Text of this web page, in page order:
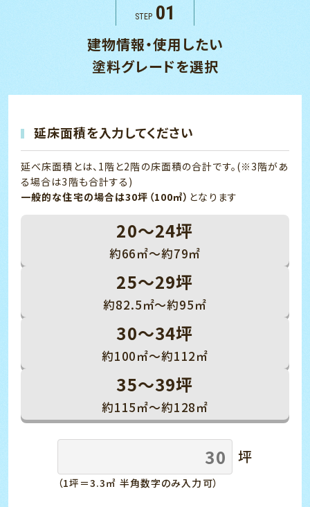
STEP 01
建物情報・使用したい
塗料グレードを選択
延床面積を入力してください
延べ床面積とは、1階と2階の床面積の合計です。(※3階があ
る場合は3階も合計する)
一般的な住宅の場合は30坪（100㎡） となります
20～24坪
約66㎡～約79㎡
25～29坪
約82.5㎡～約95㎡
30～34坪
約100㎡～約112㎡
35～39坪
約115㎡～約128㎡
坪
（1坪＝3.3㎡ 半角数字のみ入力可）